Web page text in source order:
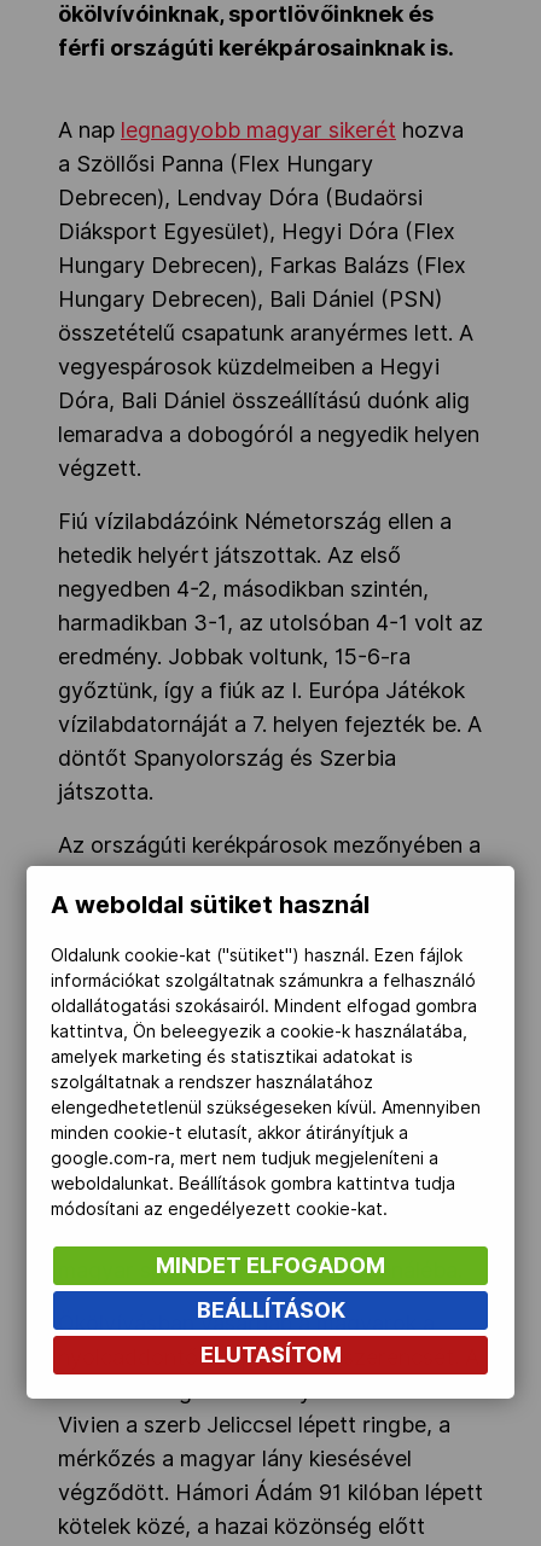
OVEP
Adatbank
ökölvívóinknak, sportlövőinknek és
férfi országúti kerékpárosainknak is.
A nap legnagyobb magyar sikerét hozva
a Szöllősi Panna (Flex Hungary
Debrecen), Lendvay Dóra (Budaörsi
Diáksport Egyesület), Hegyi Dóra (Flex
Hungary Debrecen), Farkas Balázs (Flex
Hungary Debrecen), Bali Dániel (PSN)
összetételű csapatunk aranyérmes lett. A
vegyespárosok küzdelmeiben a Hegyi
Dóra, Bali Dániel összeállítású duónk alig
lemaradva a dobogóról a negyedik helyen
végzett.
Fiú vízilabdázóink Németország ellen a
hetedik helyért játszottak. Az első
negyedben 4-2, másodikban szintén,
harmadikban 3-1, az utolsóban 4-1 volt az
eredmény. Jobbak voltunk, 15-6-ra
győztünk, így a fiúk az I. Európa Játékok
vízilabdatornáját a 7. helyen fejezték be. A
döntőt Spanyolország és Szerbia
játszotta.
Az országúti kerékpárosok mezőnyében a
mellett Dér Zsolt állt rajthoz. Lovassy nem
fejezte be a viadalt, Dért 57-ként
pozicionálták. A versenyt aspanyol Luis
León Sánchez Gil nyerte.
Sportlövészetben a pisztolyosok
közt Jambrik István 562 körrel a
tizennyolcadik, a férfi kisöbű sportpuska
összetett, 50 méteres selejtezőjében Sidi
Péter 1149 körrel a 13., Péni István 1143
magyar sportlövőnk nem került fináléba.
Ökölvívásban vasárnap a magyarok a
nyolcaddöntőben próbáltak szerencsét. A
Vivien a szerb Jeliccsel lépett ringbe, a
mérkőzés a magyar lány kiesésével
végződött. Hámori Ádám 91 kilóban lépett
kötelek közé, a hazai közönség előtt
A weboldal sütiket használ
Oldalunk cookie-kat ("sütiket") használ. Ezen fájlok
információkat szolgáltatnak számunkra a felhasználó
oldallátogatási szokásairól. Mindent elfogad gombra
kattintva, Ön beleegyezik a cookie-k használatába,
amelyek marketing és statisztikai adatokat is
szolgáltatnak a rendszer használatához
elengedhetetlenül szükségeseken kívül. Amennyiben
minden cookie-t elutasít, akkor átirányítjuk a
google.com-ra, mert nem tudjuk megjeleníteni a
weboldalunkat. Beállítások gombra kattintva tudja
módosítani az engedélyezett cookie-kat.
MINDET ELFOGADOM
BEÁLLÍTÁSOK
ELUTASÍTOM